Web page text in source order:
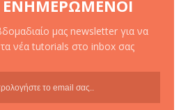
ΕΝΗΜΕΡΩΜΈΝΟΙ
μας newsletter για να
νέα tutorials στο inbox σας